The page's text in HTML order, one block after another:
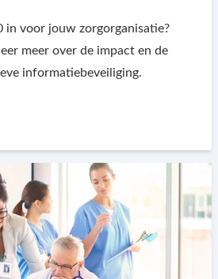
in voor jouw zorgorganisatie?
meer over de impact en de
informatiebeveiliging.